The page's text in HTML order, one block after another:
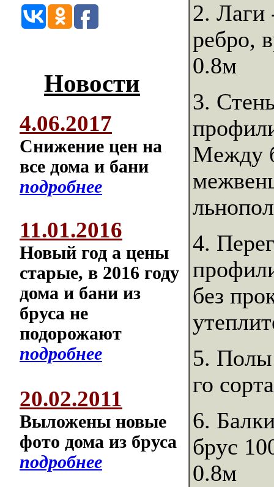
Новости
4.06.2017
Снижение цен на
все дома и бани
подробнее
11.01.2016
Новый год а цены
старые, в 2016 году
дома и бани из
бруса не
подорожают
подробнее
20.02.2011
Выложены новые
фото дома из бруса
подробнее
2. Лаги
ребро,
0.8м
3.
Между
4.
без
5. Полы
го
6.
брус
0.8м